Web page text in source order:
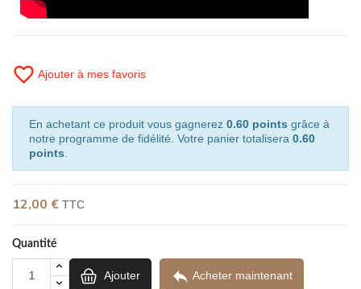
favorite_border Ajouter à mes favoris
En achetant ce produit vous gagnerez 0.60 points grâce à
notre programme de fidélité. Votre panier totalisera 0.60
points
12,00 € TTC
Quantité
Ajouter  Acheter maintenant